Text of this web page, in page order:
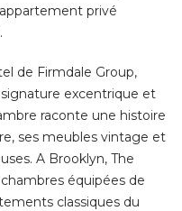
privé
de Firmdale Group,
excentrique et
raconte une histoire
ses meubles vintage et
A Brooklyn, The
équipées de
classiques du